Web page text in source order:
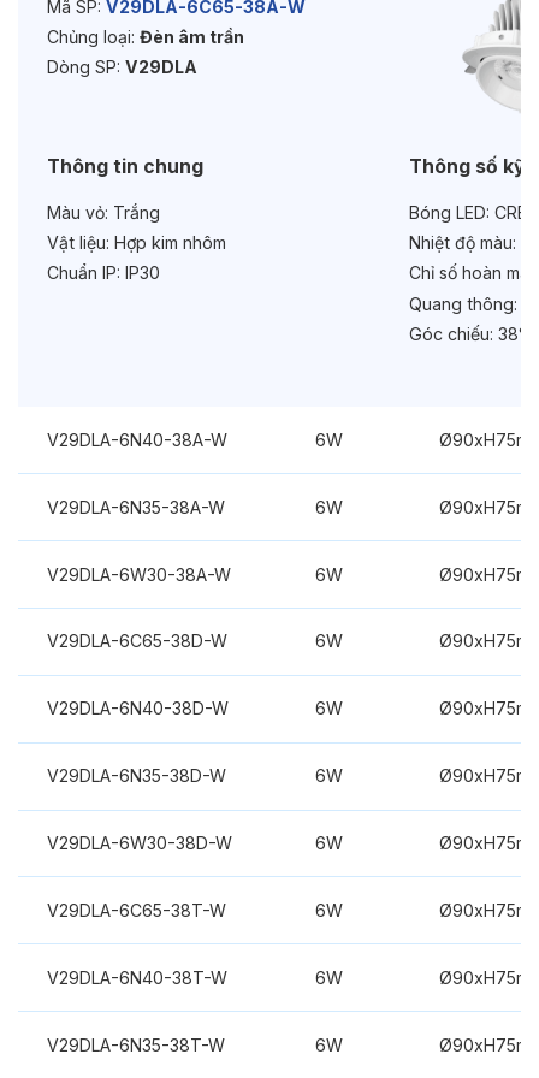
Tuổi thọ: >30000h
Mã SP: V29DLA-6C65-38A-W
Chủng loại: Đèn âm trần
Dòng SP: V29DLA
Thông tin chung
Màu vỏ: Trắng
Vật liệu: Hợp kim nhôm
Chuẩn IP: IP30
Thông số kỹ
Bóng LED:
Nhiệt độ màu:
Chỉ số hoàn
Quang thông:
Góc chiếu: 38°
V29DLA-6N40-38A-W 6W
V29DLA-6N35-38A-W 6W
V29DLA-6W30-38A-W 6W
V29DLA-6C65-38D-W 6W
V29DLA-6N40-38D-W 6W
V29DLA-6N35-38D-W 6W
V29DLA-6W30-38D-W 6W
V29DLA-6C65-38T-W 6W
V29DLA-6N40-38T-W 6W
V29DLA-6N35-38T-W 6W